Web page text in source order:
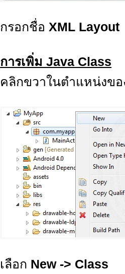
กรอกชื่อ XML Layout
การเพิ่ม Java Class
คลิกขวาในตำแหน่งขอ
เลือก New -> Class